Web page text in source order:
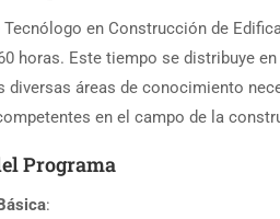
Tecnólogo en Construcción de
horas. Este tiempo se distribuye
diversas áreas de conocimiento
en el campo de la
Programa
: